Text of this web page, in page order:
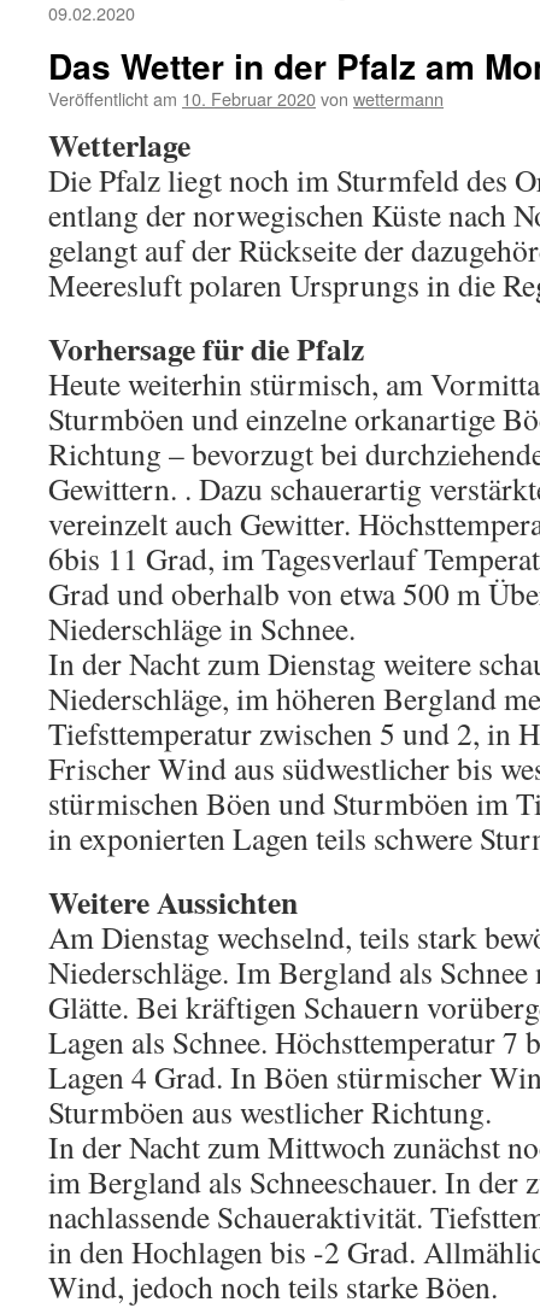
09.02.2020
Das Wetter in der Pfalz am
Veröffentlicht am 10. Februar 2020von wettermann
Wetterlage
Die Pfalz liegt noch im Sturmfeld des
entlang der norwegischen Küste nach
gelangt auf der Rückseite der
Meeresluft polaren Ursprungs in die
Vorhersage für die Pfalz
Heute weiterhin stürmisch, am
Sturmböen und einzelne orkanartige
Richtung – bevorzugt bei
Gewittern. . Dazu schauerartig
vereinzelt auch Gewitter.
6bis 11 Grad, im Tagesverlauf
Grad und oberhalb von etwa 500 m
Niederschläge in Schnee.
In der Nacht zum Dienstag weitere
Niederschläge, im höheren Bergland
Tiefsttemperatur zwischen 5 und 2, in
Frischer Wind aus südwestlicher bis
stürmischen Böen und Sturmböen im
in exponierten Lagen teils schwere
Weitere Aussichten
Am Dienstag wechselnd, teils stark
Niederschläge. Im Bergland als
Glätte. Bei kräftigen Schauern
Lagen als Schnee. Höchsttemperatur 7
Lagen 4 Grad. In Böen stürmischer
Sturmböen aus westlicher Richtung.
In der Nacht zum Mittwoch zunächst
im Bergland als Schneeschauer. In der
nachlassende Schaueraktivität.
in den Hochlagen bis -2 Grad.
Wind, jedoch noch teils starke Böen.